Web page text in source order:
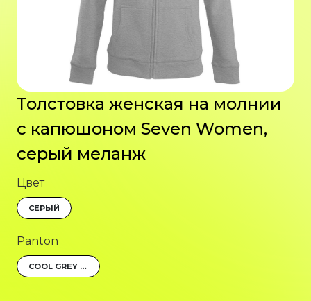
Толстовка женская на молнии
с капюшоном Seven Women,
серый меланж
Цвет
СЕРЫЙ
Panton
COOL GREY 7U